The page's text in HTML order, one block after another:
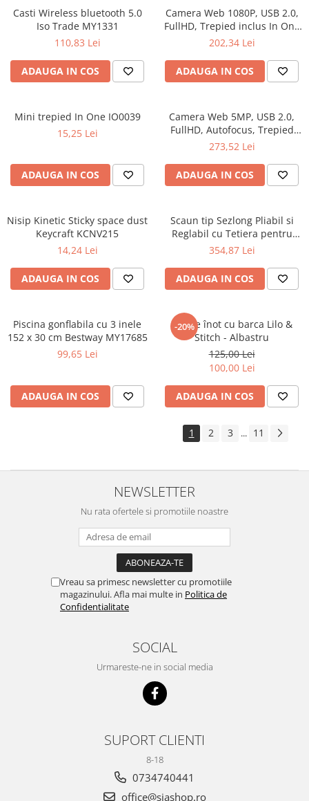
Casti Wireless bluetooth 5.0
Iso Trade MY1331
110,83 Lei
ADAUGA IN COS
Camera Web 1080P, USB 2.0,
FullHD, Trepied inclus In One
IO0037
202,34 Lei
ADAUGA IN COS
Mini trepied In One IO0039
15,25 Lei
ADAUGA IN COS
Camera Web 5MP, USB 2.0,
FullHD, Autofocus, Trepied
inclus In One IO0040
273,52 Lei
ADAUGA IN COS
Nisip Kinetic Sticky space dust
Keycraft KCNV215
14,24 Lei
ADAUGA IN COS
Scaun tip Sezlong Pliabil si
Reglabil cu Tetiera pentru
Gradina sau Terasa,
MY0009
354,87 Lei
ADAUGA IN COS
Piscina gonflabila cu 3 inele
152 x 30 cm Bestway MY17685
99,65 Lei
ADAUGA IN COS
-20%
Set de înot cu barca Lilo &
Stitch - Albastru
125,00 Lei
100,00 Lei
ADAUGA IN COS
1 2 3 ... 11
NEWSLETTER
Nu rata ofertele si promotiile noastre
Vreau sa primesc newsletter cu promotiile
magazinului. Afla mai multe in Politica de
Confidentialitate
SOCIAL
Urmareste-ne in social media
SUPORT CLIENTI
8-18
0734740441
office@siashop.ro